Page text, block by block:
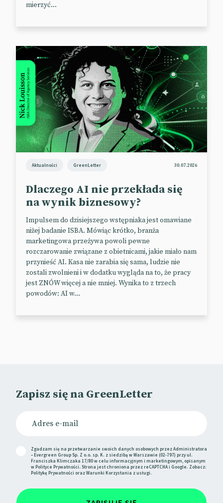
Kolekcja (nie) dla dzieci
Zgodnie z internetowym BHP nie należy klikać we
wszystkie linki. Zgodnie z marketingowym BHP –
wszystkie linki (i adresy www) należy sprawdzać
przed publikacją.
Ktoś w firmie Mattel (lub już poza nią) nie odrobił tej
strony Wicked.com. Projekt poszedł do druku i tak
już zostało.
to WickedMovie.com. Działa pod nim strona
internetowa musicalu fantasy pt. „Wicked”, którym
inspirowane są lalki z feralnej kolekcji Mattel.
Pod adresem, który nie powinien trafić na
opakowania, działa strona internetowa studia
filmowego Wicked Pictures. Zgadnijcie, jakiego typu
nie piliście kawy, to podpowiadamy: jedną z jego
mierzyć...
Aktualności GreenLetter 30.07.2026
Dlaczego AI nie przekłada się
na wynik biznesowy?
Impulsem do dzisiejszego wstępniaka jest omawiane
niżej badanie ISBA. Mówiąc krótko, branża
marketingowa przeżywa powoli pewne
rozczarowanie związane z obietnicami, jakie miało nam
przynieść AI. Kasa nie zarabia się sama, ludzie nie
zostali zwolnieni i w dodatku wygląda na to, że pracy
jest ZNÓW więcej a nie mniej. Wynika to z trzech
powodów: AI w...
Zapisz się na GreenLetter
Zgadzam się na przetwarzanie swoich danych osobowych przez Administratora
– Evergreen Group Sp. Z o.o. sp. K. z siedzibą w Warszawie (02-797) przy ul.
Franciszka Klimczaka 17/80 w celu informacyjnym i marketingowym, opisanym
wPolityce Prywatności. Strona jest chroniona przez reCAPTCHA i Google. Zobacz:
Politykę Prywatności orazWarunki Korzystania z usługi.